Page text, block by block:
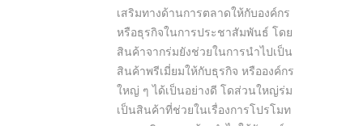
เสริมทางด้านการตลาดให้กับองค์กร
หรือธุรกิจในการประชาสัมพันธ์ โดย
สินค้าจากร่มยังช่วยในการนำไปเป็น
สินค้าพรีเมี่ยมให้กับธุรกิจ หรือองค์กร
ใหญ่ ๆ ได้เป็นอย่างดี โดส่วนใหญ่ร่ม
เป็นสินค้าที่ช่วยในเรื่องการโปรโมท